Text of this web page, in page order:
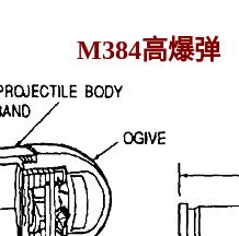
M384高爆弹